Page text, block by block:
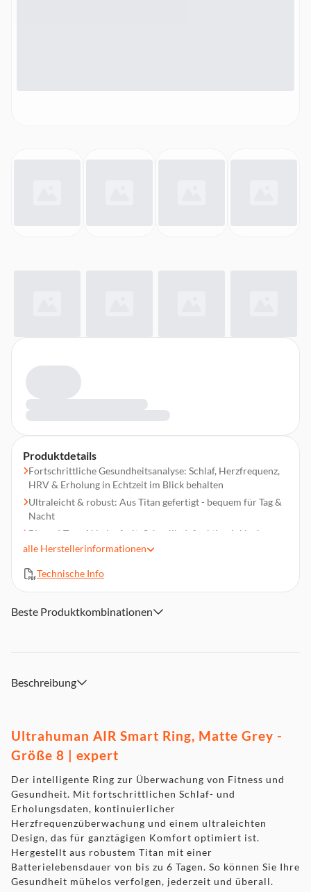
Produktdetails
Fortschrittliche Gesundheitsanalyse: Schlaf, Herzfrequenz,
HRV & Erholung in Echtzeit im Blick behalten
Ultraleicht & robust: Aus Titan gefertigt - bequem für Tag &
Nacht
Bis zu 6 Tage Akkulaufzeit: Schnellladefunktion inklusive -
ideal für den Alltag
Kalorien & Workouts analysieren
Erholungsscore & Schlafindex: Verstehen Sie Ihre
Regeneration & Schlafqualität im Detail
App in 15 Sprachen: Kostenlose Synchronisierung mit der
& Koffein zur Leistungssteigerung
Lieferumfang: Ring AIR, Standard-Ladegerät, USB-C zu USB-
C Kabel (1 m)
alle Herstellerinformationen
Technische Info
Beste Produktkombinationen
Beschreibung
Ultrahuman AIR Smart Ring, Matte Grey -
Größe 8 | expert
Der intelligente Ring zur Überwachung von Fitness und
Gesundheit. Mit fortschrittlichen Schlaf- und
Erholungsdaten, kontinuierlicher
Herzfrequenzüberwachung und einem ultraleichten
Design, das für ganztägigen Komfort optimiert ist.
Hergestellt aus robustem Titan mit einer
Batterielebensdauer von bis zu 6 Tagen. So können Sie Ihre
Gesundheit mühelos verfolgen, jederzeit und überall.